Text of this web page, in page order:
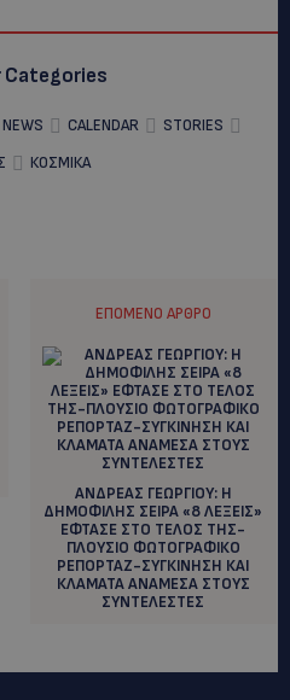
Categories
CALENDAR
STORIES
ΚΟΣΜΙΚΑ
ΕΠΌΜΕΝΟ ΆΡΘΡΟ
ΑΝΔΡΕΑΣ ΓΕΩΡΓΙΟΥ: Η
ΔΗΜΟΦΙΛΗΣ ΣΕΙΡΑ «8 ΛΕΞΕΙΣ»
ΕΦΤΑΣΕ ΣΤΟ ΤΕΛΟΣ ΤΗΣ-
ΠΛΟΥΣΙΟ ΦΩΤΟΓΡΑΦΙΚΟ
ΡΕΠΟΡΤΑΖ-ΣΥΓΚΙΝΗΣΗ ΚΑΙ
ΚΛΑΜΑΤΑ ΑΝΑΜΕΣΑ ΣΤΟΥΣ
ΣΥΝΤΕΛΕΣΤΕΣ